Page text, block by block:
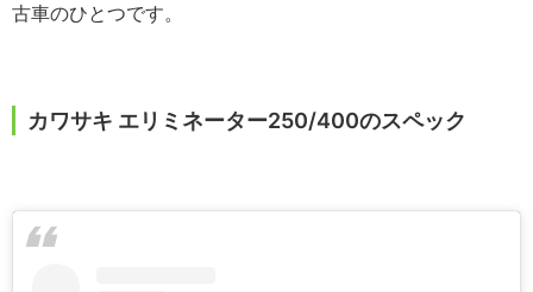
古車のひとつです。
カワサキ エリミネーター250/400のスペック